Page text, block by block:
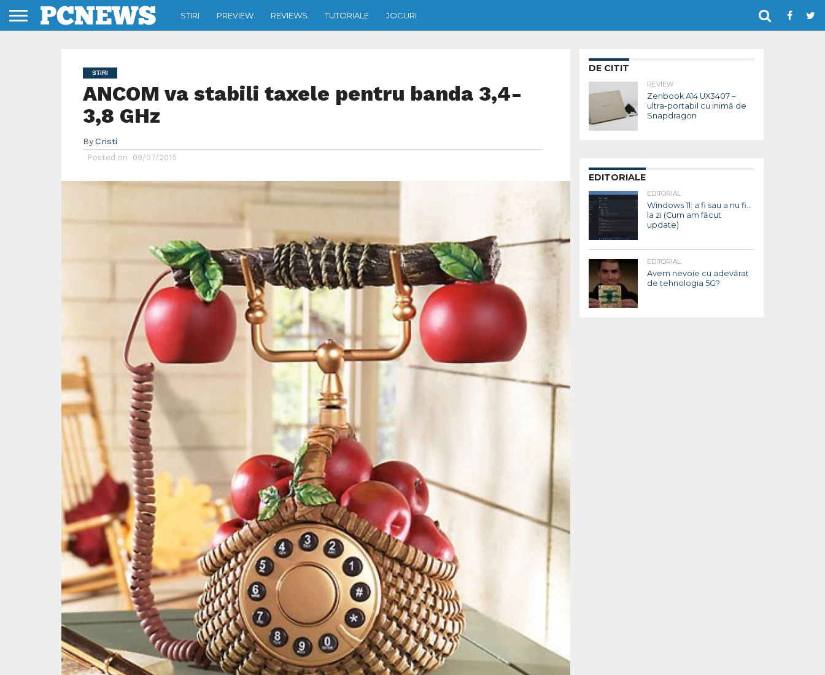
STIRI PREVIEW REVIEWS TUTORIALE JOCURI
STIRI
ANCOM va stabili taxele pentru banda 3,4-
3,8 GHz
By Cristi
Posted on 09/07/2015
DE CITIT
REVIEW
Zenbook A14 UX3407 –
ultra-portabil cu inimă de
Snapdragon
EDITORIALE
EDITORIAL
Windows 11: a fi sau a nu fi…
la zi (Cum am făcut
update)
EDITORIAL
Avem nevoie cu adevărat
de tehnologia 5G?